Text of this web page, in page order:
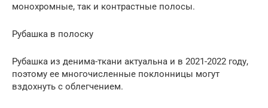
монохромные, так и контрастные полосы.
Рубашка в полоску
Рубашка из денима-ткани актуальна и в 2021-2022 году,
поэтому ее многочисленные поклонницы могут
вздохнуть с облегчением.